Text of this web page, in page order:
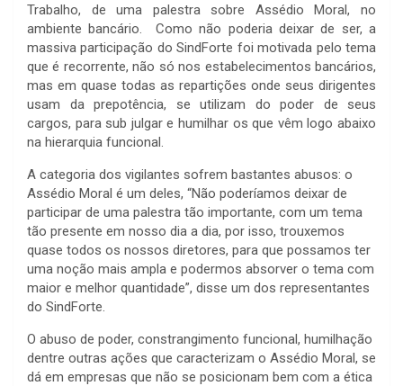
Trabalho, de uma palestra sobre Assédio Moral, no
ambiente bancário. Como não poderia deixar de ser, a
massiva participação do SindForte foi motivada pelo tema
que é recorrente, não só nos estabelecimentos bancários,
mas em quase todas as repartições onde seus dirigentes
usam da prepotência, se utilizam do poder de seus
cargos, para sub julgar e humilhar os que vêm logo abaixo
na hierarquia funcional.
A categoria dos vigilantes sofrem bastantes abusos: o
Assédio Moral é um deles, “Não poderíamos deixar de
participar de uma palestra tão importante, com um tema
tão presente em nosso dia a dia, por isso, trouxemos
quase todos os nossos diretores, para que possamos ter
uma noção mais ampla e podermos absorver o tema com
maior e melhor quantidade”, disse um dos representantes
do SindForte.
O abuso de poder, constrangimento funcional, humilhação
dentre outras ações que caracterizam o Assédio Moral, se
dá em empresas que não se posicionam bem com a ética